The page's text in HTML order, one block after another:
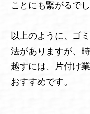
ことにも繋がるでし
以上のように、ゴ
法がありますが、
越すには、片付け
おすすめです。